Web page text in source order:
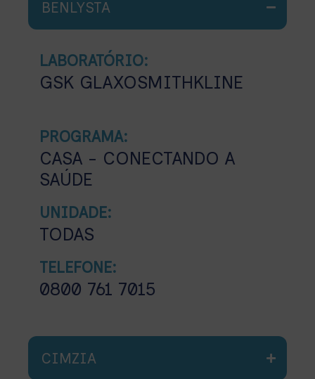
BENLYSTA
LABORATÓRIO:
GSK GLAXOSMITHKLINE
PROGRAMA:
CASA - CONECTANDO A
SAÚDE
UNIDADE:
TODAS
TELEFONE:
0800 761 7015
CIMZIA